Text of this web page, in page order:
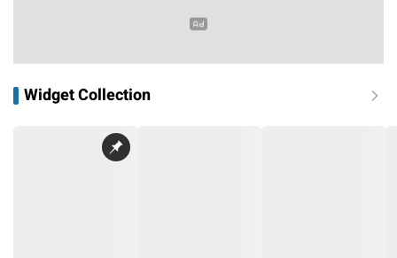
Widget Collection